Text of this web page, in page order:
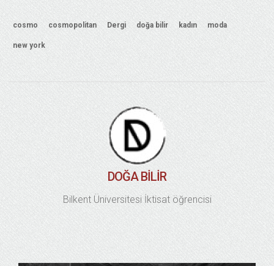
cosmo cosmopolitan Dergi doğa bilir kadın moda
new york
DOĞA BILIR
Bilkent Üniversitesi İktisat öğrencisi